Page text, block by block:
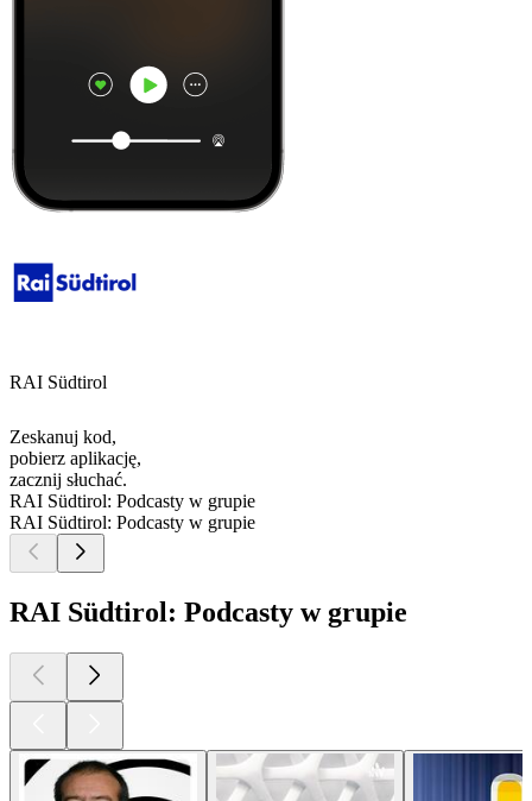
RAI Südtirol
Zeskanuj kod,
pobierz aplikację,
zacznij słuchać.
RAI Südtirol: Podcasty w grupie
RAI Südtirol: Podcasty w grupie
RAI Südtirol: Podcasty w grupie